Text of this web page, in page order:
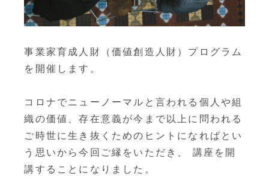
事業家育成人財（価値創造人財）プログラム
を開催します。
コロナでニューノーマルと言われる個人や組
織の価値、存在意義が今まで以上に問われる
ご時世に生き抜くためのヒントになればとい
う思いから今回ご縁をいただき、 講座を開
講することになりました。